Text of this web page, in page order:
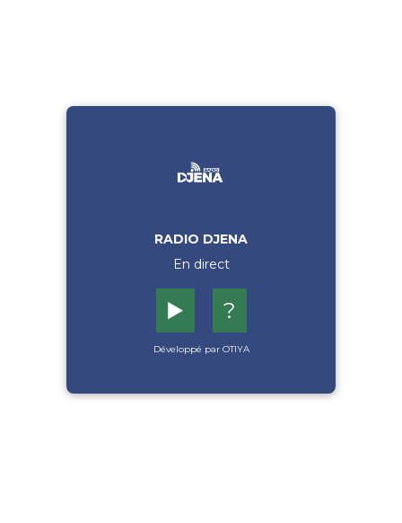
RADIO DJENA
En direct
▶️ ?
Développé par OTIYA